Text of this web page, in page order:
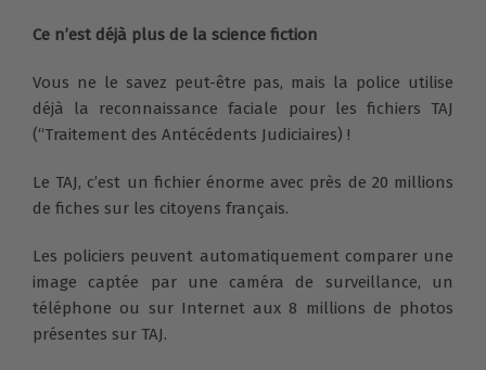
Ce n’est déjà plus de la science fiction
Vous ne le savez peut-être pas, mais la police utilise
déjà la reconnaissance faciale pour les fichiers TAJ
(“Traitement des Antécédents Judiciaires) !
Le TAJ, c’est un fichier énorme avec près de 20 millions
de fiches sur les citoyens français.
Les policiers peuvent automatiquement comparer une
image captée par une caméra de surveillance, un
téléphone ou sur Internet aux 8 millions de photos
présentes sur TAJ.